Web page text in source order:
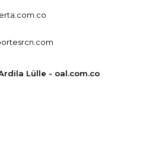
Lülle - oal.com.co